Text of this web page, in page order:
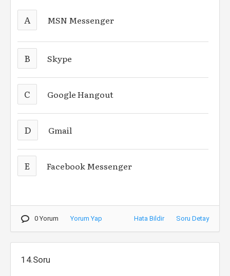
A MSN Messenger
B Skype
C Google Hangout
D Gmail
E Facebook Messenger
0 Yorum Yorum Yap Hata Bildir Soru Detay
14.Soru